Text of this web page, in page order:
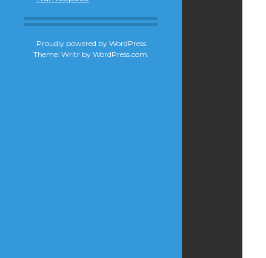
Proudly powered by WordPress
Theme: Writr by WordPress.com.